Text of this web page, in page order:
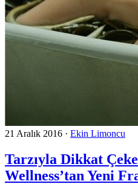
21 Aralık 2016 · Ekin Limoncu
Tarzıyla Dikkat
Wellness’tan Yeni